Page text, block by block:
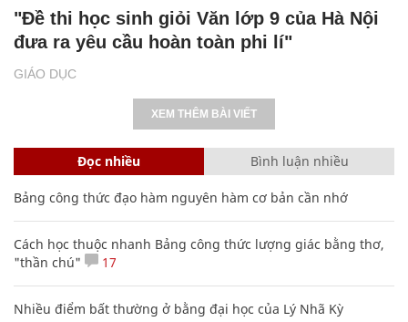
GIÁO DỤC
"Đề thi học sinh giỏi Văn lớp 9 của Hà Nội
đưa ra yêu cầu hoàn toàn phi lí"
XEM THÊM BÀI VIẾT
Đọc nhiều Bình luận nhiều
Bảng công thức đạo hàm nguyên hàm cơ bản cần nhớ
Cách học thuộc nhanh Bảng công thức lượng giác bằng thơ,
"thần chú"
17
Nhiều điểm bất thường ở bằng đại học của Lý Nhã Kỳ